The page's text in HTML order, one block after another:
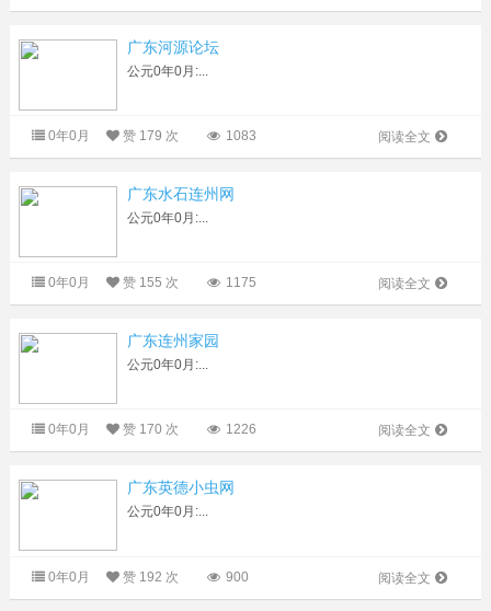
广东河源论坛
公元0年0月:...
阅读全文
0年0月 赞 179 次 1083
广东水石连州网
公元0年0月:...
阅读全文
0年0月 赞 155 次 1175
广东连州家园
公元0年0月:...
阅读全文
0年0月 赞 170 次 1226
广东英德小虫网
公元0年0月:...
阅读全文
0年0月 赞 192 次 900